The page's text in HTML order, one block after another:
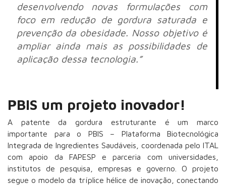
desenvolvendo novas formulações com
foco em redução de gordura saturada e
prevenção da obesidade. Nosso objetivo é
ampliar ainda mais as possibilidades de
aplicação dessa tecnologia.”
PBIS um projeto inovador!
A patente da gordura estruturante é um marco
importante para o PBIS – Plataforma Biotecnológica
Integrada de Ingredientes Saudáveis, coordenada pelo ITAL
com apoio da FAPESP e parceria com universidades,
institutos de pesquisa, empresas e governo. O projeto
segue o modelo da tríplice hélice de inovação, conectando